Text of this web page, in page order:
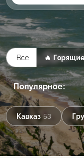
Все 🔥 Горящие
Популярное:
Кавказ 53